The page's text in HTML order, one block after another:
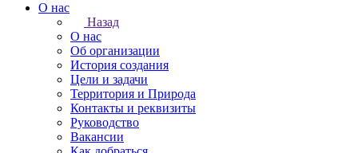
О нас
Назад
О нас
Об организации
История создания
Цели и задачи
Территория и Природа
Контакты и реквизиты
Руководство
Вакансии